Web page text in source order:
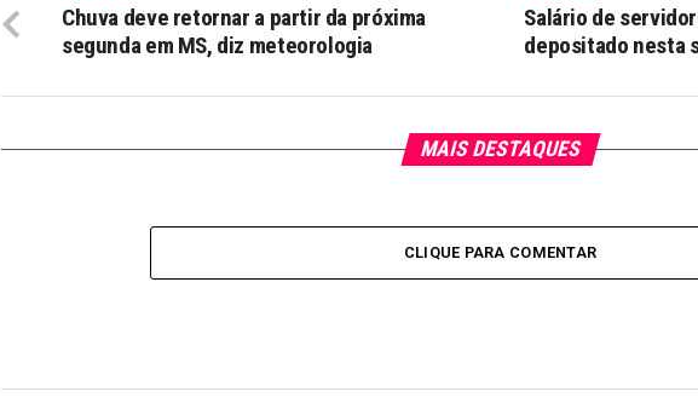
Salário de
depositado nesta
Chuva deve retornar a partir da próxima
segunda em MS, diz meteorologia
MAIS DESTAQUES
CLIQUE PARA COMENTAR